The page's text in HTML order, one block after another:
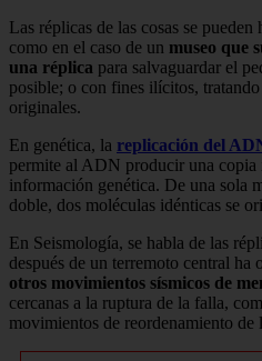
Las réplicas de las cosas se
como en el caso de un museo que
una réplica para salvaguardar el
posible; o con fines ilícitos,
originales.
En genética, la replicación del
permite al ADN producir una copia
información genética. De una sola
doble, dos moléculas idénticas se
En Seismología, se habla de las
después de un terremoto central ha
otros movimientos sísmicos de
cercanas a la ruptura de la falla,
movimientos de reordenamiento de